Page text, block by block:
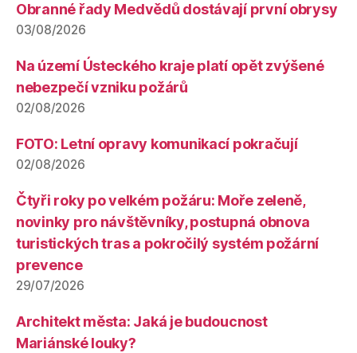
Obranné řady Medvědů dostávají první obrysy
03/08/2026
Na území Ústeckého kraje platí opět zvýšené
nebezpečí vzniku požárů
02/08/2026
FOTO: Letní opravy komunikací pokračují
02/08/2026
Čtyři roky po velkém požáru: Moře zeleně,
novinky pro návštěvníky, postupná obnova
turistických tras a pokročilý systém požární
prevence
29/07/2026
Architekt města: Jaká je budoucnost
Mariánské louky?